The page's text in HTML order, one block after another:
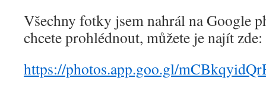
Všechny fotky jsem nahrál na Google
chcete prohlédnout, můžete je najít zde:
https://photos.app.goo.gl/